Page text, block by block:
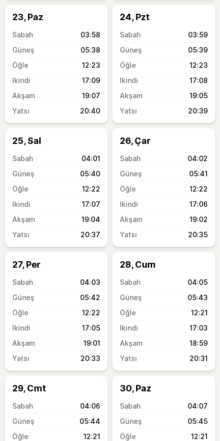
23, Paz
03:58
05:38
12:23
17:09
19:07
20:40
24, Pzt
03:59
05:39
12:23
17:08
19:05
20:39
25, Sal
04:01
05:40
12:22
17:07
19:04
20:37
26, Çar
04:02
05:41
12:22
17:06
19:02
20:35
27, Per
04:03
05:42
12:22
17:05
19:01
20:33
28, Cum
04:05
05:43
12:21
17:03
18:59
20:31
29, Cmt
04:06
05:44
12:21
30, Paz
04:07
05:45
12:21